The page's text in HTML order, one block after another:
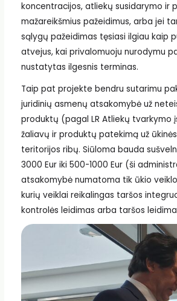
koncentracijos, atliekų susidarymo ir
mažareikšmius pažeidimus, arba jei
sąlygų pažeidimas tęsiasi ilgiau kaip
atvejus, kai privalomuoju nurodymu
nustatytas ilgesnis terminas.
Taip pat projekte bendru sutarimu
juridinių asmenų atsakomybė už
produktų (pagal LR Atliekų tvarkymo
žaliavų ir produktų patekimą už
teritorijos ribų. Siūloma bauda
3000 Eur iki 500-1000 Eur (ši
atsakomybė numatoma tik ūkio
kurių veiklai reikalingas taršos
kontrolės leidimas arba taršos